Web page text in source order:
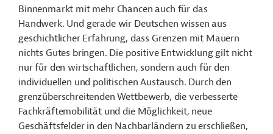
Binnenmarkt mit mehr Chancen auch für das
Handwerk. Und gerade wir Deutschen wissen aus
geschichtlicher Erfahrung, dass Grenzen mit Mauern
nichts Gutes bringen. Die positive Entwicklung gilt nicht
nur für den wirtschaftlichen, sondern auch für den
individuellen und politischen Austausch. Durch den
grenzüberschreitenden Wettbewerb, die verbesserte
Fachkräftemobilität und die Möglichkeit, neue
Geschäftsfelder in den Nachbarländern zu erschließen,